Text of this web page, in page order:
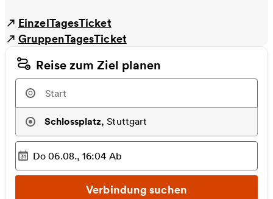
EinzelTagesTicket
GruppenTagesTicket
Reise zum Ziel planen
Schlossplatz,Stuttgart
Ausgewählter Zeitpunkt
Do 06.08., 16:04 Ab
Verbindung suchen